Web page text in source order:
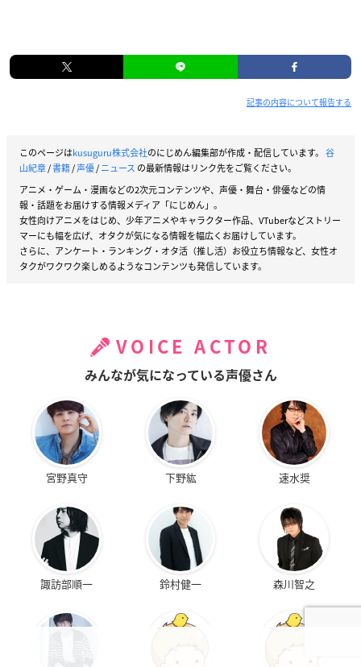
記事の内容について報告する
このページはkusuguru株式会社のにじめん編集部が作成・配信しています。 谷
山紀章/書籍/声優/ニュース の最新情報はリンク先をご覧ください。
アニメ・ゲーム・漫画などの2次元コンテンツや、声優・舞台・俳優などの情
報・話題をお届けする情報メディア「にじめん」。
女性向けアニメをはじめ、少年アニメやキャラクター作品、VTuberなどストリー
マーにも幅を広げ、オタクが気になる情報を幅広くお届けしています。
さらに、アンケート・ランキング・オタ活（推し活）お役立ち情報など、女性オ
タクがワクワク楽しめるようなコンテンツも発信しています。
VOICE ACTOR
みんなが気になっている声優さん
宮野真守 下野紘 速水奨
諏訪部順一 鈴村健一 森川智之